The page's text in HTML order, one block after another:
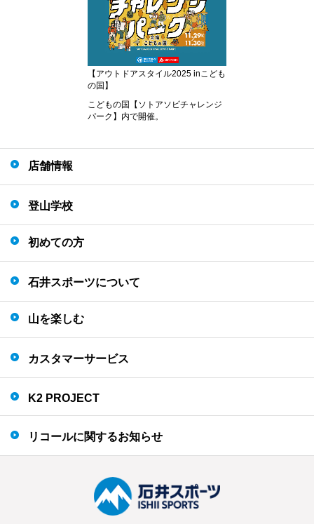
【アウトドアスタイル2025 inこども
の国】
こどもの国【ソトアソビチャレンジ
パーク】内で開催。
店舗情報
登山学校
初めての方
石井スポーツについて
山を楽しむ
カスタマーサービス
K2 PROJECT
リコールに関するお知らせ